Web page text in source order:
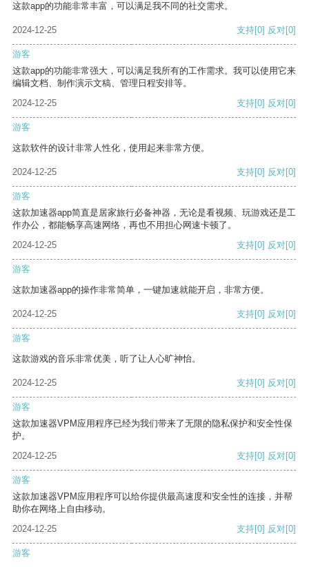
这款app的功能非常丰富，可以满足我不同的社交需求。
2024-12-25 支持[0] 反对[0]
游客
这款app的功能非常强大，可以满足我所有的工作需求。我可以使用它来
编辑文档、制作演示文稿、管理日程安排等。
2024-12-25
支持[0] 反对[0]
游客
这款软件的设计非常人性化，使用起来非常方便。
2024-12-25 支持[0] 反对[0]
游客
这款加速器app简直是居家旅行必备神器，无论是看视频、玩游戏还是工
作办公，都能畅享高速网络，再也不用担心网速卡顿了。
2024-12-25
支持[0] 反对[0]
游客
这款加速器app的操作非常简单，一键加速就能开启，非常方便。
2024-12-25 支持[0] 反对[0]
游客
这款游戏的音乐非常优美，听了让人心旷神怡。
2024-12-25 支持[0] 反对[0]
游客
这款加速器VPM应用程序已经为我们带来了无限的隐私保护和安全性保
护。
2024-12-25
支持[0] 反对[0]
游客
这款加速器VPM应用程序可以给你提供最高速度和安全性的连接，并帮
助你在网络上自由移动。
2024-12-25
支持[0] 反对[0]
游客